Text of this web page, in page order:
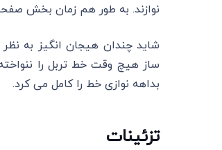
نوازند. به طور هم زمان بخش
شاید چندان هیجان انگیز به
ساز هیچ وقت خط تربل را
بداهه نوازی خط را کامل می کرد.
تزئینات